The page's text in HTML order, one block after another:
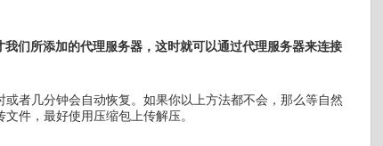
们所添加的代理服务器，这时就可以通过代理服务器来连接
者几分钟会自动恢复。如果你以上方法都不会，那么等自然
件，最好使用压缩包上传解压。